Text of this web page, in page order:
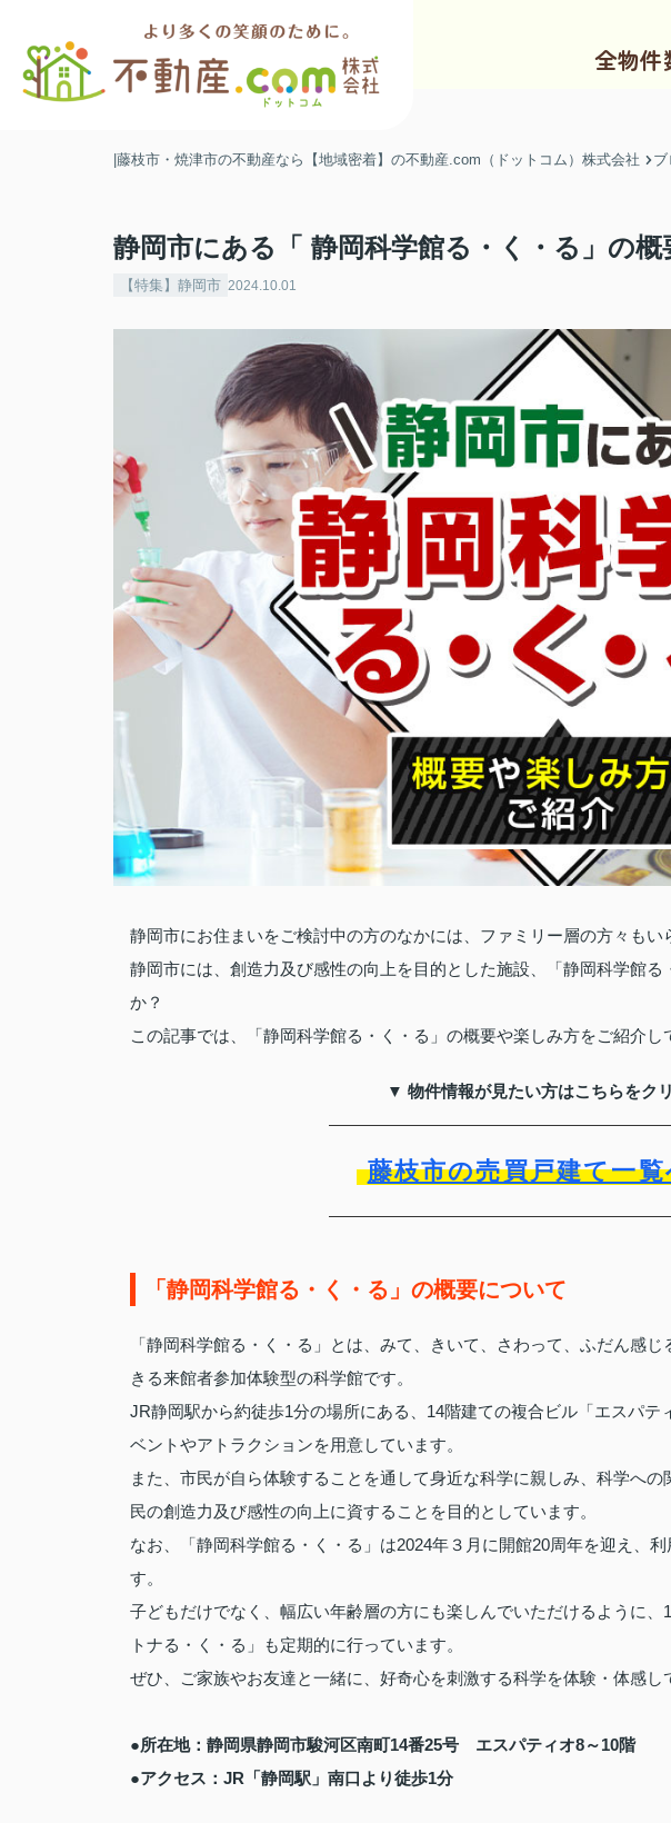
全物件
|藤枝市・焼津市の不動産なら【地域密着】の不動産.com（ドットコム）株式会社 ブ
静岡市にある「 静岡科学館る・く・る」の
【特集】静岡市 2024.10.01
静岡市にお住まいをご検討中の方のなかには、ファミリー層の方々もい
静岡市には、創造力及び感性の向上を目的とした施設、「静岡科学館る
か？
この記事では、「静岡科学館る・く・る」の概要や楽しみ方をご紹介し
▼ 物件情報が見たい方はこちらをク
藤枝市の売買戸建て一
「静岡科学館る・く・る」の概要について
「静岡科学館る・く・る」とは、みて、きいて、さわって、ふだん感
きる来館者参加体験型の科学館です。
JR静岡駅から約徒歩1分の場所にある、14階建ての複合ビル「エスパテ
ベントやアトラクションを用意しています。
また、市民が自ら体験することを通して身近な科学に親しみ、科学へ
民の創造力及び感性の向上に資することを目的としています。
なお、「静岡科学館る・く・る」は2024年３月に開館20周年を迎え、
す。
子どもだけでなく、幅広い年齢層の方にも楽しんでいただけるように
トナる・く・る」も定期的に行っています。
ぜひ、ご家族やお友達と一緒に、好奇心を刺激する科学を体験・体感し
●所在地：静岡県静岡市駿河区南町14番25号 エスパティオ8～10階
●アクセス：JR「静岡駅」南口より徒歩1分